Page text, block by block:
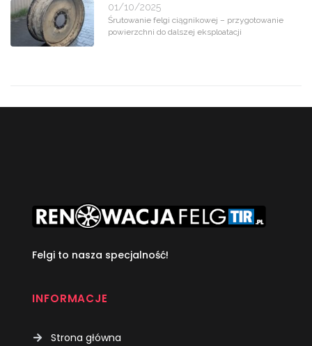
01/10/2025
Śrutowanie felgi ciągnikowej – przygotowanie
powierzchni do dalszej eksploatacji
Felgi to nasza specjalność!
INFORMACJE
Strona główna